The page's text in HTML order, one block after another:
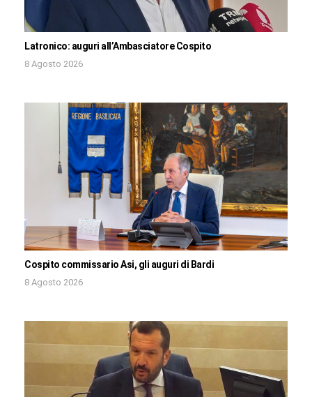
Latronico: auguri all’Ambasciatore Cospito
8 Agosto 2026
Cospito commissario Asi, gli auguri di Bardi
8 Agosto 2026